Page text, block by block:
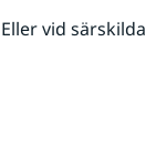
vid särskilda